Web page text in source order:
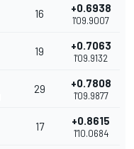
16 +0.6938
1'09.9007
19 +0.7063
1'09.9132
29 +0.7808
1'09.9877
17 +0.8615
1'10.0684